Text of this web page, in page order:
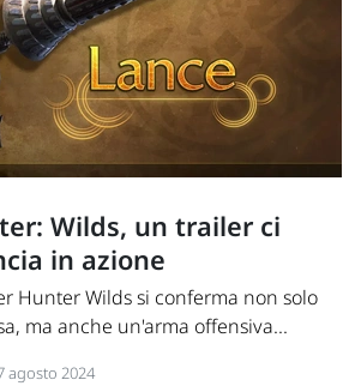
Wilds, un trailer ci
in azione
Hunter Wilds si conferma non solo
ma anche un'arma offensiva...
agosto 2024